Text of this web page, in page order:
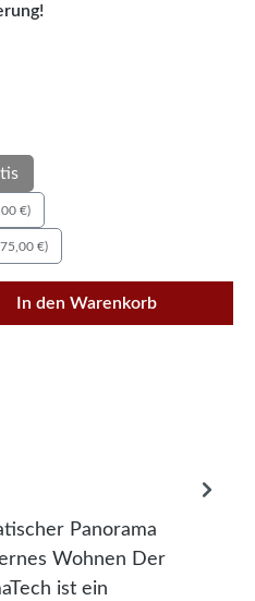
€)
€)
den gewünschten
In den Warenkorb
Panorama
Wohnen Der
ist ein